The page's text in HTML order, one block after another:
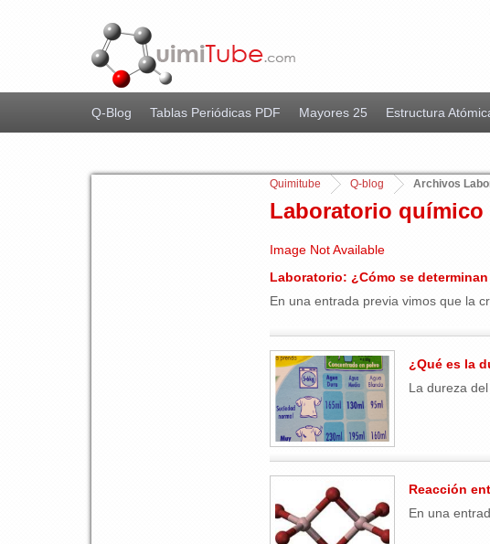
Q-Blog Tablas Periódicas PDF Mayores 25 Estructura
Quimitube Q-blog Archivos
Laboratorio químico
Image Not Available
Laboratorio: ¿Cómo se
En una entrada previa vimos que la
¿Qué es la
La dureza
Reacción
En una